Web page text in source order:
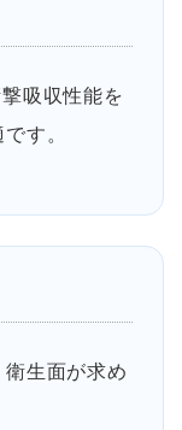
吸収性能を
す。
生面が求め